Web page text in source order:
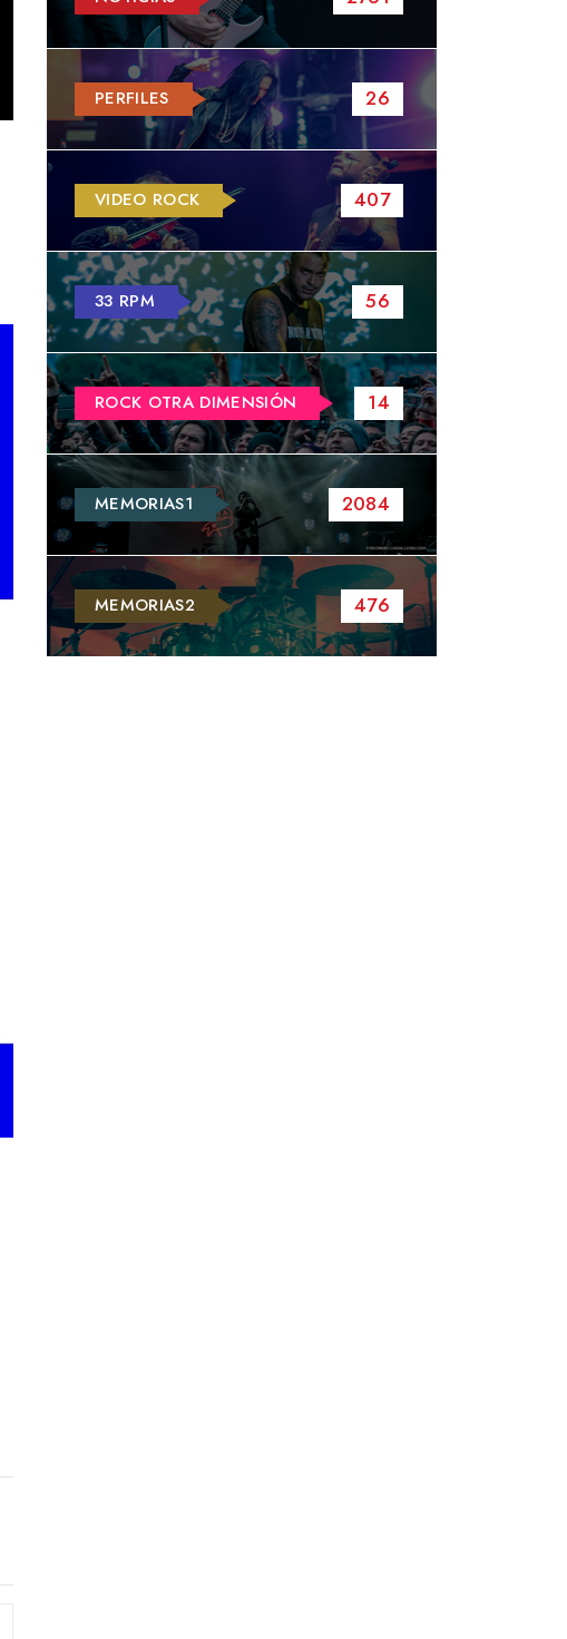
PERFILES 26
VIDEO ROCK 407
33 RPM 56
ROCK OTRA DIMENSIÓN 14
MEMORIAS1 2084
MEMORIAS2 476